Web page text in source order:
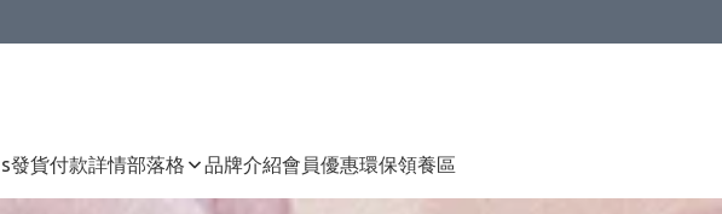
發貨付款詳情部落格 品牌介紹會員優惠環保領養區